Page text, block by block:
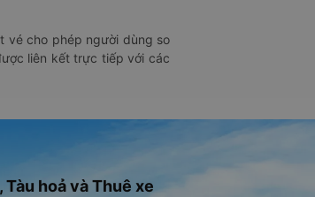
vé cho phép người dùng so
liên kết trực tiếp với các
hoả và Thuê xe